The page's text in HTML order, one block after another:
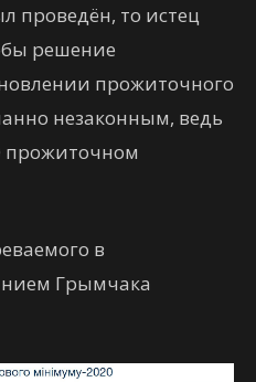
проведён, то истец
решение
прожиточного
незаконным, ведь
в
Грымчака